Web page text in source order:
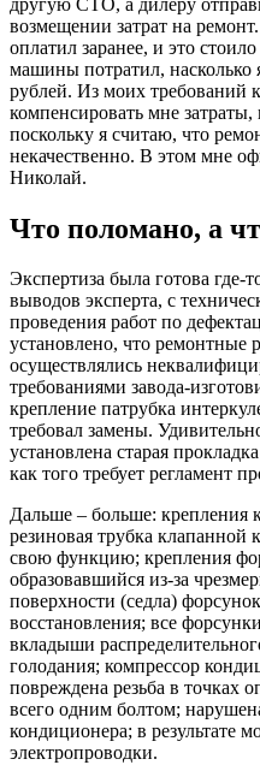
возмещении затрат на
оплатил заранее, и это
машины потратил,
рублей. Из моих требований
компенсировать мне
поскольку я считаю, что
некачественно. В этом мне
Николай.
Что поломано, а
Экспертиза была готова где-
выводов эксперта, с
проведения работ по
установлено, что ремонтные
осуществлялись
требованиями завода-
крепление патрубка
требовал замены.
установлена старая
как того требует регламент
Дальше – больше:
резиновая трубка клапанной
свою функцию; крепления
образовавшийся из-за
поверхности (седла)
восстановления; все
вкладыши
голодания; компрессор
повреждена резьба в точках
всего одним болтом;
кондиционера; в результате
электропроводки.